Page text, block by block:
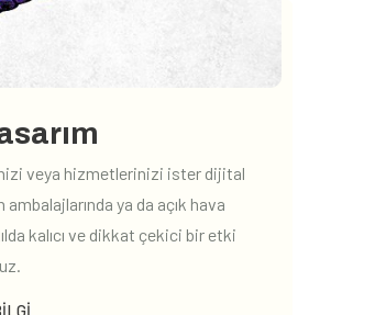
veya hizmetlerinizi ister dijital
ya da açık hava
kalıcı ve dikkat çekici bir etki